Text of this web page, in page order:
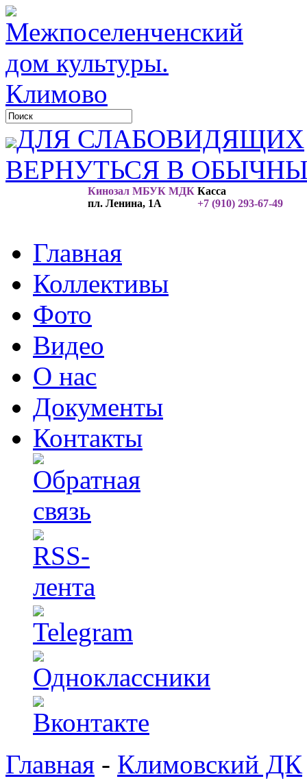
ДЛЯ СЛАБОВИДЯЩИХ
ВЕРНУТЬСЯ В
Кинозал МБУК МДК
пл. Ленина, 1А
Касса
+7 (910) 293-67-49
Главная
Коллективы
Фото
Видео
О нас
Документы
Контакты
Главная - Климовский ДК